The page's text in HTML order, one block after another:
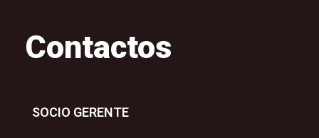
Contactos
SOCIO GERENTE